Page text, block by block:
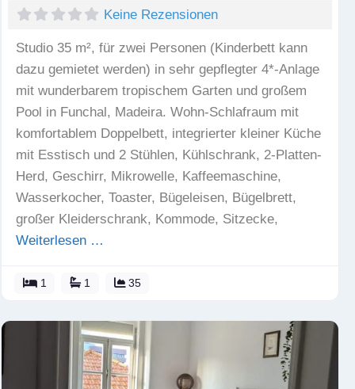
Keine Rezensionen
Studio 35 m², für zwei Personen (Kinderbett kann
dazu gemietet werden) in sehr gepflegter 4*-Anlage
mit wunderbarem tropischem Garten und großem
Pool in Funchal, Madeira. Wohn-Schlafraum mit
komfortablem Doppelbett, integrierter kleiner Küche
mit Esstisch und 2 Stühlen, Kühlschrank, 2-Platten-
Herd, Geschirr, Mikrowelle, Kaffeemaschine,
Wasserkocher, Toaster, Bügeleisen, Bügelbrett,
großer Kleiderschrank, Kommode, Sitzecke,
Weiterlesen …
1 1 35